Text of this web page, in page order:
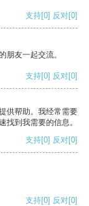
支持[0] 反对[0]
朋友一起交流。
支持[0] 反对[0]
供帮助。我经常需要
找到我需要的信息。
支持[0] 反对[0]
支持[0] 反对[0]